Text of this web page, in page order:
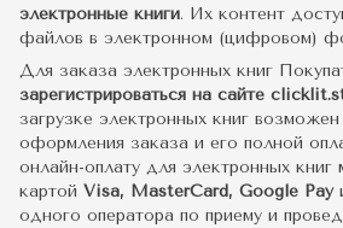
электронные книги. Их контент
файлов в электронном (цифровом)
Для заказа электронных книг
зарегистрироваться на сайте
загрузке электронных книг
оформления заказа и его полной
онлайн-оплату для электронных
картой Visa, MasterCard, Google Pay
одного оператора по приему и